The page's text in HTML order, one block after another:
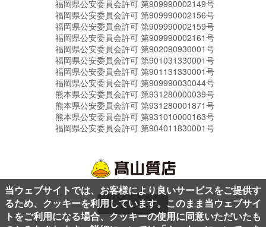
福岡県公安委員会許可 第909990002149号
福岡県公安委員会許可 第909990002156号
福岡県公安委員会許可 第909990002159号
福岡県公安委員会許可 第909990002161号
福岡県公安委員会許可 第902090930001号
福岡県公安委員会許可 第901031330001号
福岡県公安委員会許可 第901131330001号
福岡県公安委員会許可 第909990030044号
熊本県公安委員会許可 第931280000039号
熊本県公安委員会許可 第931280001871号
熊本県公安委員会許可 第931010000163号
福岡県公安委員会許可 第904011830001号
ページ上部へ
当ウェブサイトでは、お客様により良いサービスをご提供す
るため、クッキーを利用しています。このまま当ウェブサイ
トをご利用になる場合、クッキーの使用に同意いただいたも